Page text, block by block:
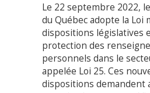
Le 22 septembre 2022,
du Québec adopte la Loi
dispositions législatives
protection des
personnels dans le
appelée Loi 25. Ces
dispositions demandent